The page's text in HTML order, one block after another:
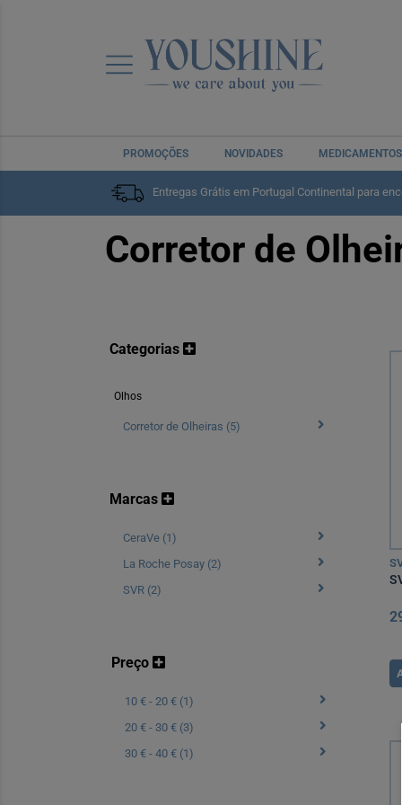
PROMOÇÕES NOVIDADES MEDICAMENTOS
Entregas Grátis em Portugal Continental para
Corretor de
Categorias
Olhos
Corretor de Olheiras (5)
Marcas
CeraVe (1)
La Roche Posay (2)
SVR (2)
Preço
10 € - 20 € (1)
20 € - 30 € (3)
30 € - 40 € (1)